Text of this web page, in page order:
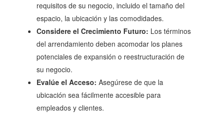
requisitos de su negocio, incluido el tamaño del
espacio, la ubicación y las comodidades.
Considere el Crecimiento Futuro: Los términos
del arrendamiento deben acomodar los planes
potenciales de expansión o reestructuración de
su negocio.
Evalúe el Acceso: Asegúrese de que la
ubicación sea fácilmente accesible para
empleados y clientes.